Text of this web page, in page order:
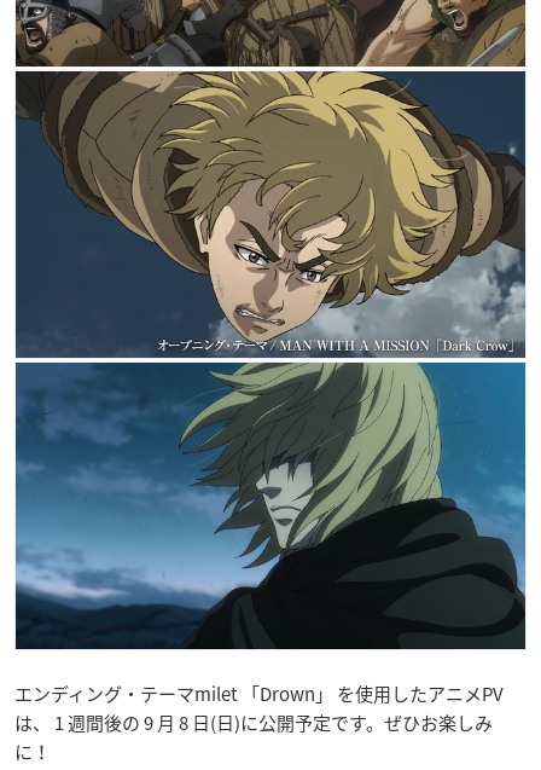
エンディング・テーマmilet 「Drown」 を使用したアニメPV
は、 1 週間後の 9 月 8 日(日)に公開予定です。ぜひお楽しみ
に！